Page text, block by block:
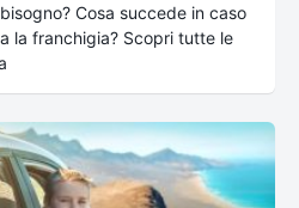
Cosa succede in caso
la franchigia? Scopri tutte le